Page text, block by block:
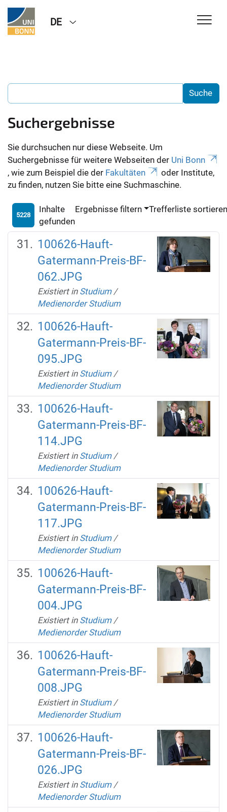
DE
Suchergebnisse
Sie durchsuchen nur diese Webseite. Um
Suchergebnisse für weitere Webseiten der Uni Bonn
, wie zum Beispiel die der Fakultäten
oder Institute,
zu finden, nutzen Sie bitte eine Suchmaschine.
5228
Inhalte
gefunden
Ergebnisse filtern Trefferliste
100626-Hauft-
Gatermann-Preis-BF-
062.JPG
Existiert in Studium /
Medienorder Studium
100626-Hauft-
Gatermann-Preis-BF-
095.JPG
Existiert in Studium /
Medienorder Studium
100626-Hauft-
Gatermann-Preis-BF-
114.JPG
Existiert in Studium /
Medienorder Studium
100626-Hauft-
Gatermann-Preis-BF-
117.JPG
Existiert in Studium /
Medienorder Studium
100626-Hauft-
Gatermann-Preis-BF-
004.JPG
Existiert in Studium /
Medienorder Studium
100626-Hauft-
Gatermann-Preis-BF-
008.JPG
Existiert in Studium /
Medienorder Studium
100626-Hauft-
Gatermann-Preis-BF-
026.JPG
Existiert in Studium /
Medienorder Studium